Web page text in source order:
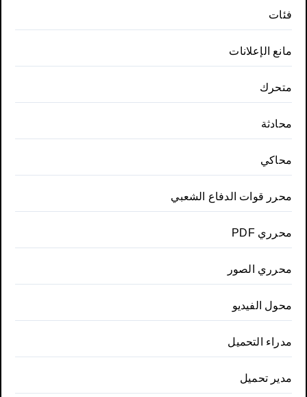
فئات
مانع الإعلانات
متحرك
محادثة
محاكي
محرر قوات الدفاع الشعبي
محرري PDF
محرري الصور
محول الفيديو
مدراء التحميل
مدير تحميل